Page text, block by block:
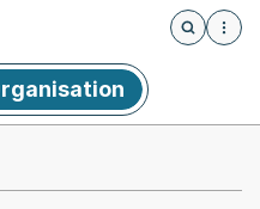
Öffnet